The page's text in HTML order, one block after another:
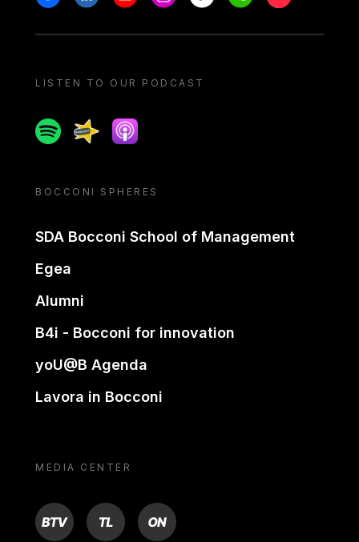
LISTEN TO OUR PODCAST
SpotifySpreakerApple podcast
BOCCONI SPHERES
SDA Bocconi School of Management
Egea
Alumni
B4i - Bocconi for innovation
yoU@B Agenda
Lavora in Bocconi
MEDIA CENTER
BTV TL ON